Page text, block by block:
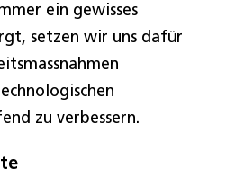
ein gewisses
setzen wir uns dafür
zu verbessern.